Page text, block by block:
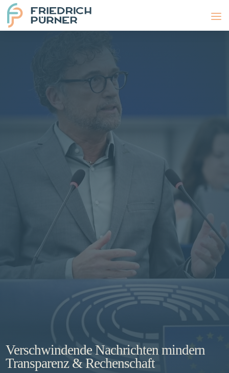
Verschwindende Nachrichten mindern
Transparenz & Rechenschaft